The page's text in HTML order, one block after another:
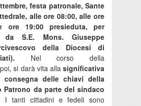
festa patronale, Sante
alle ore 08:00, alle ore
ore 19:00 presieduta, per
da S.E. Mons. Giuseppe
della Diocesi di
Nel corso della
si darà vita alla significativa
consegna delle chiavi della
Patrono da parte del sindaco
I tanti cittadini e fedeli sono